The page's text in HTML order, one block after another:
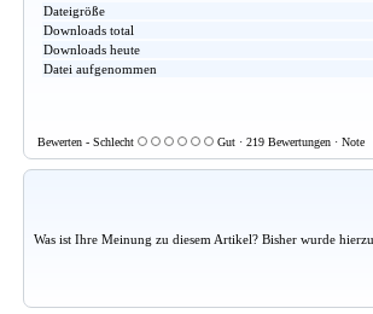
Dateigröße
Downloads total
Downloads heute
Datei aufgenommen
Bewerten - Schlecht Gut · 219 Bewertungen · Note
Was ist Ihre Meinung zu diesem Artikel? Bisher wurde